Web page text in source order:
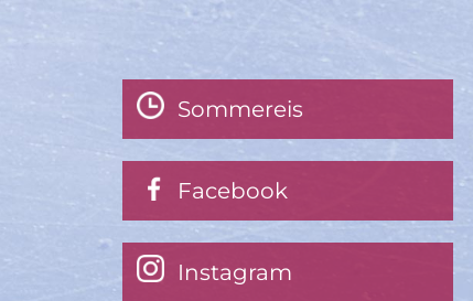
Sommereis
Facebook
Instagram